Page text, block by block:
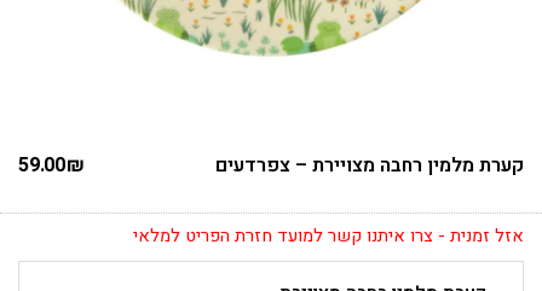
קערת מלמין רחבה מצויירת – צפרדעים 59.00₪
אזל זמנית - צרו איתנו קשר למועד חזרת הפריט למלאי